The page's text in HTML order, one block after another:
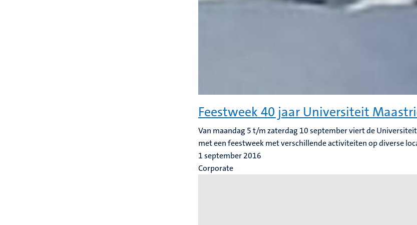
Feestweek 40 jaar Universiteit
Van maandag 5 t/m zaterdag 10 september viert de
met een feestweek met verschillende activiteiten op diverse
1 september 2016
Corporate